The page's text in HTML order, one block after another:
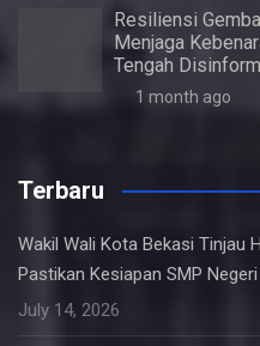
Resiliensi
Menjaga
Tengah
1 month ago
Terbaru
Wakil Wali Kota Bekasi Tinjau
Pastikan Kesiapan SMP
July 14, 2026